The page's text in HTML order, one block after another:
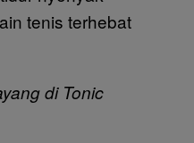
tenis terhebat
di Tonic